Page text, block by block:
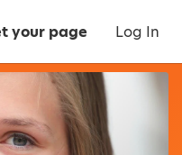
your page Log In